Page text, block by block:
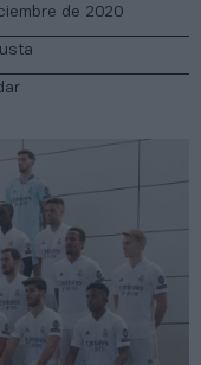
de 2020